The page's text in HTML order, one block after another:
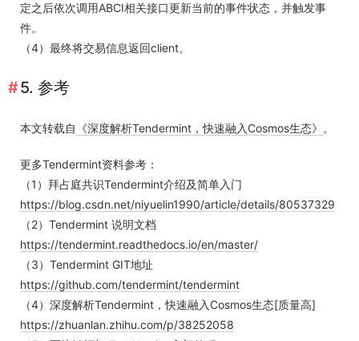
定之后依次调用ABCI相关接口更新当前的事件状态，并触发事
件。
（4）最终将交易信息返回client。
5. 参考
本文转载自 《深度解析Tendermint，快速融入Cosmos生态》 。
更多Tendermint资料参考：
（1）拜占庭共识Tendermint介绍及简单入门
https://blog.csdn.net/niyuelin1990/article/details/80537329
（2）Tendermint 说明文档
https://tendermint.readthedocs.io/en/master/
（3）Tendermint GIT地址
https://github.com/tendermint/tendermint
（4）深度解析Tendermint，快速融入Cosmos生态[质量高]
https://zhuanlan.zhihu.com/p/38252058